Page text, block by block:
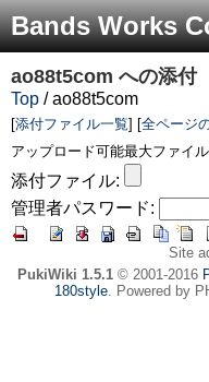
Bands Works
ao88t5com への添付
Top / ao88t5com
[添付ファイル一覧] [全ページ
アップロード可能最大ファイ
添付ファイル:
管理者パスワード:
Site
PukiWiki 1.5.1© 2001-2016
180style. Powered by